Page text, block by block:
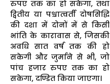
रुपए तक का हो सकेगा, तथा
द्वितीय या पश्चात्वर्ती दोषसिद्धि
की दशा में दोनों में से किसी
भांति के कारावास से, जिसकी
अवधि सात वर्ष तक की हो
सकेगी और जुर्माने से भी, जो
पांच हजार रुपए तक का हो
सकेगा, दण्डित किया जाएगा।